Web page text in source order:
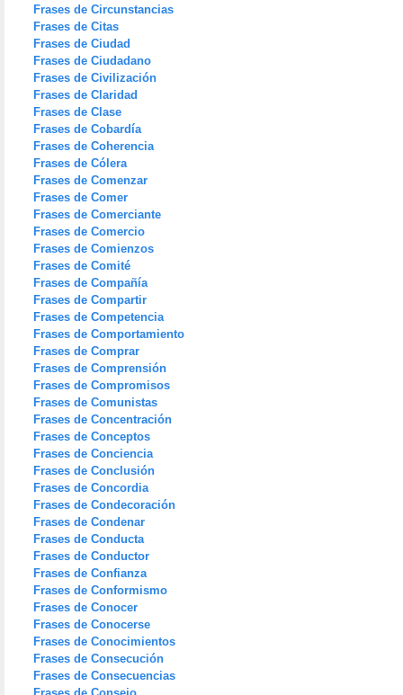
Frases de Circunstancias
Frases de Citas
Frases de Ciudad
Frases de Ciudadano
Frases de Civilización
Frases de Claridad
Frases de Clase
Frases de Cobardía
Frases de Coherencia
Frases de Cólera
Frases de Comenzar
Frases de Comer
Frases de Comerciante
Frases de Comercio
Frases de Comienzos
Frases de Comité
Frases de Compañía
Frases de Compartir
Frases de Competencia
Frases de Comportamiento
Frases de Comprar
Frases de Comprensión
Frases de Compromisos
Frases de Comunistas
Frases de Concentración
Frases de Conceptos
Frases de Conciencia
Frases de Conclusión
Frases de Concordia
Frases de Condecoración
Frases de Condenar
Frases de Conducta
Frases de Conductor
Frases de Confianza
Frases de Conformismo
Frases de Conocer
Frases de Conocerse
Frases de Conocimientos
Frases de Consecución
Frases de Consecuencias